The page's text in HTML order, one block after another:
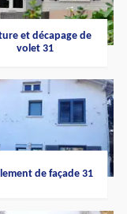
et décapage de
volet 31
de façade 31